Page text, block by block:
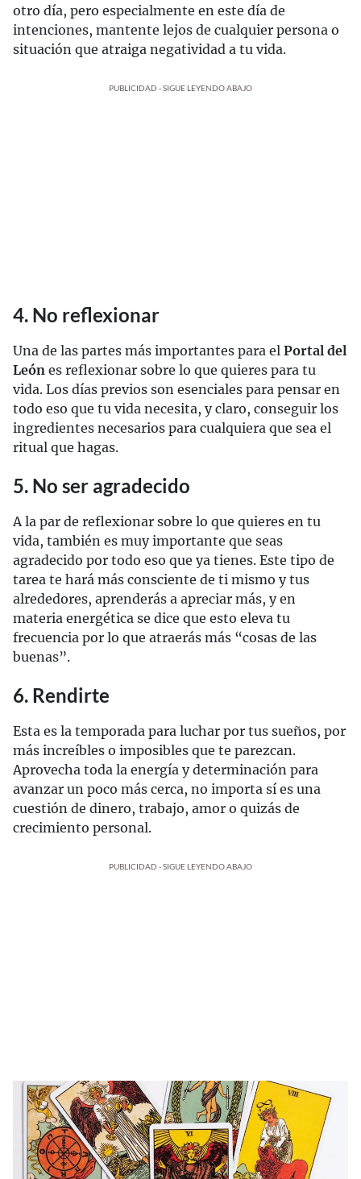
otro día, pero especialmente en este día de
intenciones, mantente lejos de cualquier persona o
situación que atraiga negatividad a tu vida.
PUBLICIDAD - SIGUE LEYENDO ABAJO
4. No reflexionar
Una de las partes más importantes para el Portal del
León es reflexionar sobre lo que quieres para tu
vida. Los días previos son esenciales para pensar en
todo eso que tu vida necesita, y claro, conseguir los
ingredientes necesarios para cualquiera que sea el
ritual que hagas.
5. No ser agradecido
A la par de reflexionar sobre lo que quieres en tu
vida, también es muy importante que seas
agradecido por todo eso que ya tienes. Este tipo de
tarea te hará más consciente de ti mismo y tus
alrededores, aprenderás a apreciar más, y en
materia energética se dice que esto eleva tu
frecuencia por lo que atraerás más “cosas de las
buenas”.
6. Rendirte
Esta es la temporada para luchar por tus sueños, por
más increíbles o imposibles que te parezcan.
Aprovecha toda la energía y determinación para
avanzar un poco más cerca, no importa sí es una
cuestión de dinero, trabajo, amor o quizás de
crecimiento personal.
PUBLICIDAD - SIGUE LEYENDO ABAJO